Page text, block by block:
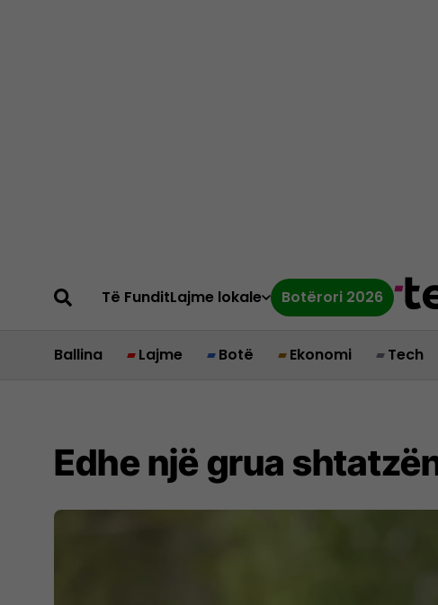
Të FunditLajme lokale Botërori 2026
Ballina Lajme Botë Ekonomi Tech
Edhe një grua